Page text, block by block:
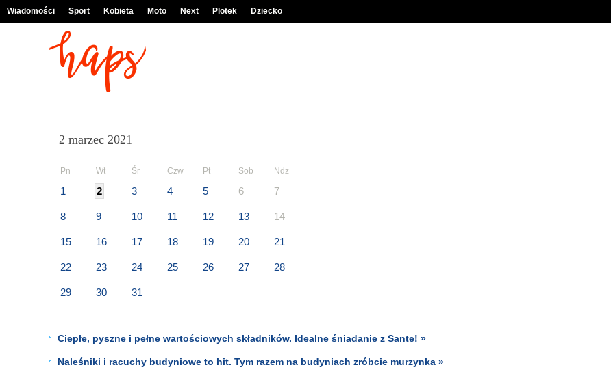
Wiadomości Sport Kobieta Moto Next Plotek Dziecko
2 marzec 2021
Pn Wt Śr Czw Pt Sob Ndz
1 2 3 4 5 6 7
8 9 10 11 12 13 14
15 16 17 18 19 20 21
22 23 24 25 26 27 28
29 30 31
Ciepłe, pyszne i pełne wartościowych składników. Idealne śniadanie z Sante! »
Naleśniki i racuchy budyniowe to hit. Tym razem na budyniach zróbcie murzynka »